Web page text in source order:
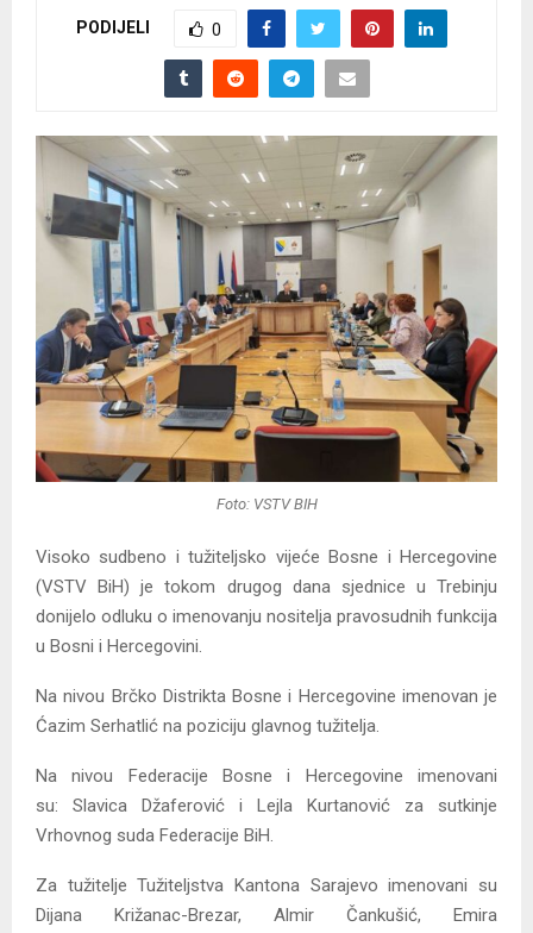
PODIJELI 0
Foto: VSTV BIH
Visoko sudbeno i tužiteljsko vijeće Bosne i Hercegovine
(VSTV BiH) je tokom drugog dana sjednice u Trebinju
donijelo odluku o imenovanju nositelja pravosudnih funkcija
u Bosni i Hercegovini.
Na nivou Brčko Distrikta Bosne i Hercegovine imenovan je
Ćazim Serhatlić na poziciju glavnog tužitelja.
Na nivou Federacije Bosne i Hercegovine imenovani
su: Slavica Džaferović i Lejla Kurtanović za sutkinje
Vrhovnog suda Federacije BiH.
Za tužitelje Tužiteljstva Kantona Sarajevo imenovani su
Dijana Križanac-Brezar, Almir Čankušić, Emira